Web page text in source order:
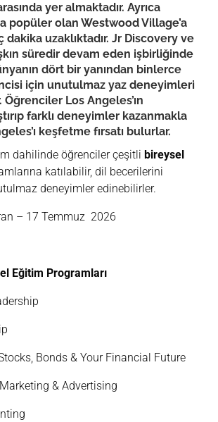
yer almaktadır. Ayrıca
popüler olan Westwood Village’a
dakika uzaklıktadır. Jr Discovery ve
süredir devam eden işbirliğinde
dört bir yanından binlerce
için unutulmaz yaz deneyimleri
Öğrenciler Los Angeles’ın
farklı deneyimler kazanmakla
keşfetme fırsatı bulurlar.
dahilinde öğrenciler çeşitli bireysel
katılabilir, dil becerilerini
deneyimler edinebilirler.
– 17 Temmuz 2026
Eğitim Programları
Bonds & Your Financial Future
& Advertising